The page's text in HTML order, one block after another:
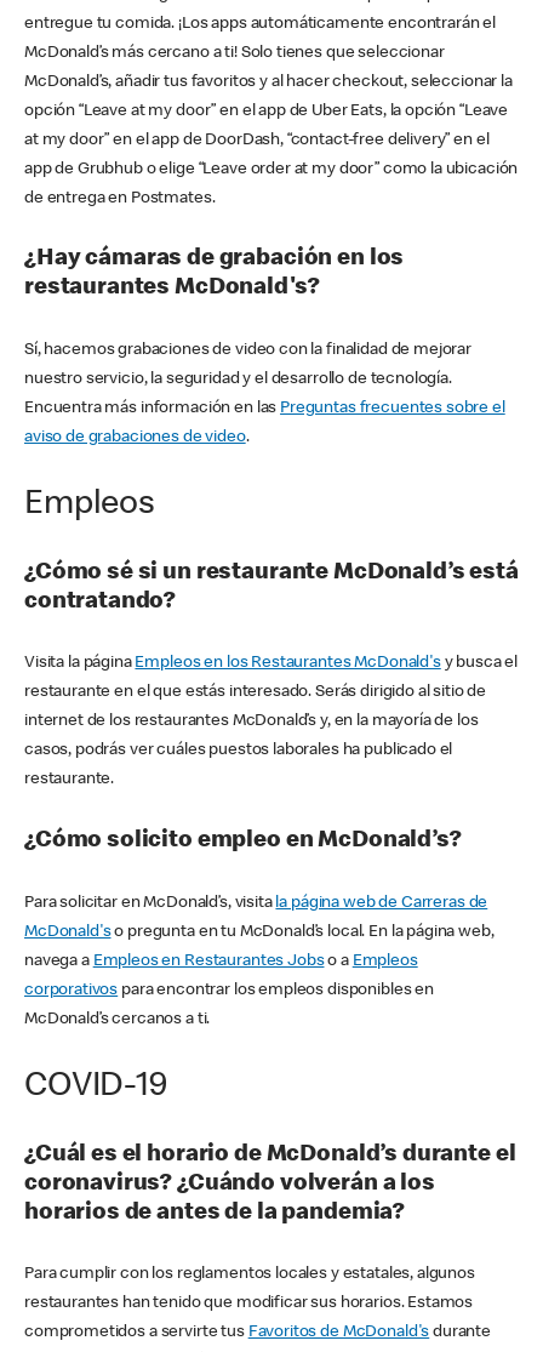
entregue tu comida. ¡Los apps automáticamente encontrarán el
McDonald’s más cercano a ti! Solo tienes que seleccionar
McDonald’s, añadir tus favoritos y al hacer checkout, seleccionar la
opción “Leave at my door” en el app de Uber Eats, la opción “Leave
at my door” en el app de DoorDash, “contact-free delivery” en el
app de Grubhub o elige “Leave order at my door” como la ubicación
de entrega en Postmates.
¿Hay cámaras de grabación en los
restaurantes McDonald's?
Sí, hacemos grabaciones de video con la finalidad de mejorar
nuestro servicio, la seguridad y el desarrollo de tecnología.
Encuentra más información en las Preguntas frecuentes sobre el
aviso de grabaciones de video.
Empleos
¿Cómo sé si un restaurante McDonald’s está
contratando?
Visita la página Empleos en los Restaurantes McDonald'sy busca el
restaurante en el que estás interesado. Serás dirigido al sitio de
internet de los restaurantes McDonald’s y, en la mayoría de los
casos, podrás ver cuáles puestos laborales ha publicado el
restaurante.
¿Cómo solicito empleo en McDonald’s?
Para solicitar en McDonald’s, visita la página web de Carreras de
McDonald'so pregunta en tu McDonald’s local. En la página web,
navega a Empleos en Restaurantes Jobso a Empleos
corporativos para encontrar los empleos disponibles en
McDonald’s cercanos a ti.
COVID-19
¿Cuál es el horario de McDonald’s durante el
coronavirus? ¿Cuándo volverán a los
horarios de antes de la pandemia?
Para cumplir con los reglamentos locales y estatales, algunos
restaurantes han tenido que modificar sus horarios. Estamos
comprometidos a servirte tus Favoritos de McDonald's durante